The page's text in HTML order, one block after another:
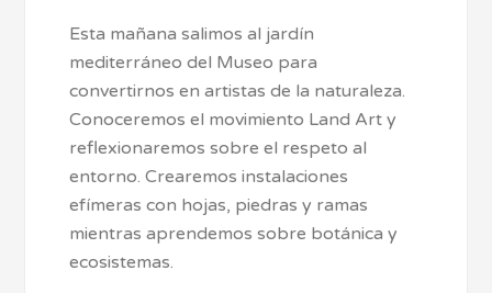
Esta mañana salimos al jardín
mediterráneo del Museo para
convertirnos en artistas de la naturaleza.
Conoceremos el movimiento Land Art y
reflexionaremos sobre el respeto al
entorno. Crearemos instalaciones
efímeras con hojas, piedras y ramas
mientras aprendemos sobre botánica y
ecosistemas.